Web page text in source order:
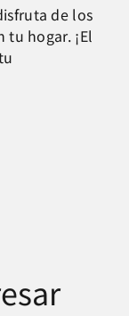
de los
hogar. ¡El